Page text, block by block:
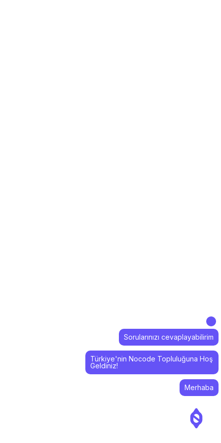
Merhaba
Türkiye'nin Nocode Topluluğuna Hoş
Geldiniz!
Sorularınızı cevaplayabilirim